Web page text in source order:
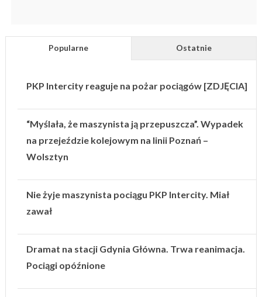
Popularne Ostatnie
PKP Intercity reaguje na pożar pociągów [ZDJĘCIA]
“Myślała, że maszynista ją przepuszcza”. Wypadek
na przejeździe kolejowym na linii Poznań –
Wolsztyn
Nie żyje maszynista pociągu PKP Intercity. Miał
zawał
Dramat na stacji Gdynia Główna. Trwa reanimacja.
Pociągi opóźnione